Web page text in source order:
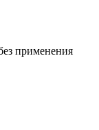
применения